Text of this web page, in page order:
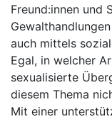
Freund:innen und
auch mittels
Egal, in welcher
sexualisierte
diesem Thema
Mit einer